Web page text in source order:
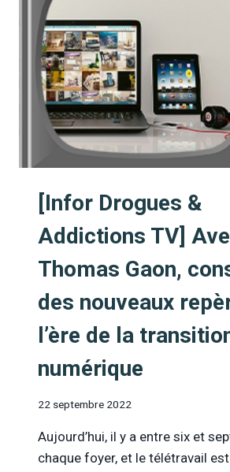
:
GATE,
SALLE
DE
CONSOMMATION
À
MOINDRE
RISQUE
[Infor Drogues &
Addictions TV]
Thomas Gaon,
des nouveaux
l’ère de la
numérique
22 septembre 2022
Aujourd’hui, il y a entre six et
chaque foyer, et le télétravail